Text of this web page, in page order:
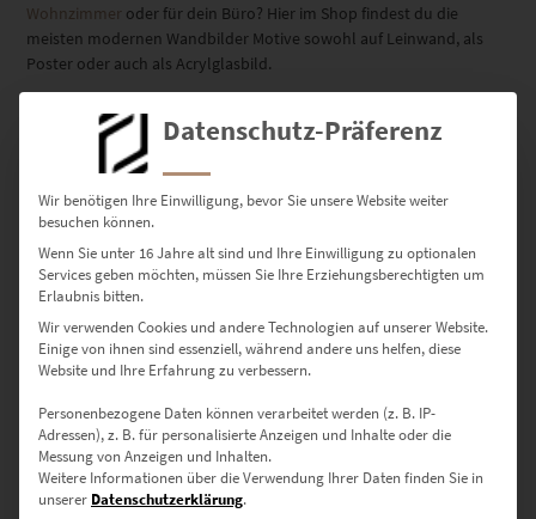
Wohnzimmer oder für dein Büro? Hier im Shop findest du die
meisten modernen Wandbilder Motive sowohl auf Leinwand, als
Poster oder auch als Acrylglasbild.
Positive Stimmung kommt auf, sobald du die Fotos siehst. Sie
charakterisieren unverwechselbar das Zuhause, das dir Ruhe gönnt.
Diese Kraft entfalten nur Wanddekorationen, an denen man lange
Moderne Poster Kaufen
Hier im Shop hast du zudem eine tolle Auswahl an hochwertigen
modernen Postern, die in verschiedenen Größen bestellt werden
können. Bei den Postern sind Architekturmotive und Bilder aus
dem Bereich Chromakey sehr beliebt. Entdecke diese innovative
Kunstfotografie bei derSchwarz-Weiß-Bilder mit Farbeffekten
gestylt werden.
Datenschutz-Präferenz
Wir benötigen Ihre Einwilligung, bevor Sie unsere Website weiter
besuchen können.
Wenn Sie unter 16 Jahre alt sind und Ihre Einwilligung zu optionalen
Services geben möchten, müssen Sie Ihre Erziehungsberechtigten um
Erlaubnis bitten.
Wir verwenden Cookies und andere Technologien auf unserer Website.
Einige von ihnen sind essenziell, während andere uns helfen, diese
Website und Ihre Erfahrung zu verbessern.
Personenbezogene Daten können verarbeitet werden (z. B. IP-
Adressen), z. B. für personalisierte Anzeigen und Inhalte oder die
Messung von Anzeigen und Inhalten.
Weitere Informationen über die Verwendung Ihrer Daten finden Sie in
unserer Datenschutzerklärung.